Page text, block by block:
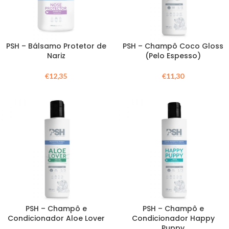
PSH – Bálsamo Protetor de
Nariz
€12,35
PSH – Champô Coco Gloss
(Pelo Espesso)
€11,30
PSH – Champô e
Condicionador Aloe Lover
PSH – Champô e
Condicionador Happy